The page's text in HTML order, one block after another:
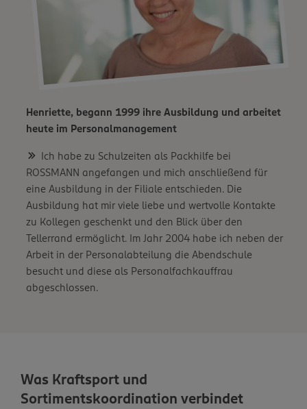
Henriette, begann 1999 ihre Ausbildung und arbeitet
heute im Personalmanagement
Ich habe zu Schulzeiten als Packhilfe bei
ROSSMANN angefangen und mich anschließend für
eine Ausbildung in der Filiale entschieden. Die
Ausbildung hat mir viele liebe und wertvolle Kontakte
zu Kollegen geschenkt und den Blick über den
Tellerrand ermöglicht. Im Jahr 2004 habe ich neben der
Arbeit in der Personalabteilung die Abendschule
besucht und diese als Personalfachkauffrau
abgeschlossen.
Was Kraftsport und
Sortimentskoordination verbindet